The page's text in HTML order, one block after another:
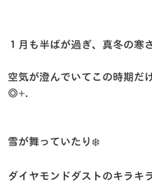
１月も半ばが過ぎ、真冬の寒
空気が澄んでいてこの時期だ
◎+.
雪が舞っていたり❄️
ダイヤモンドダストのキラキ